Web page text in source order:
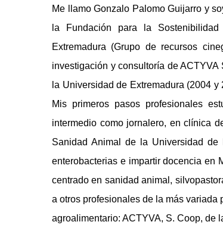
Me llamo Gonzalo Palomo Guijarro y
la Fundación para la
Extremadura (Grupo de recursos
investigación y consultoría de
la Universidad de Extremadura (2004
Mis primeros pasos profesionales
intermedio como jornalero, en clínica
Sanidad Animal de la Universidad
enterobacterias e impartir docencia en
centrado en sanidad animal,
a otros profesionales de la más
agroalimentario: ACTYVA, S. Coop, de